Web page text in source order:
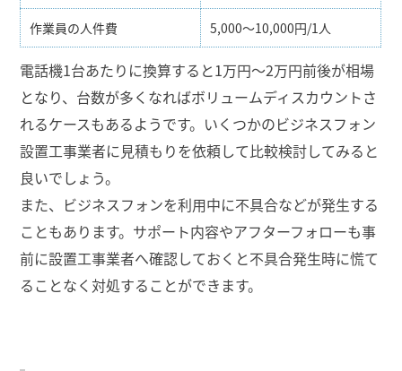
作業員の人件費 5,000～10,000円/1人
電話機1台あたりに換算すると1万円～2万円前後が相場
となり、台数が多くなればボリュームディスカウントさ
れるケースもあるようです。いくつかのビジネスフォン
設置工事業者に見積もりを依頼して比較検討してみると
良いでしょう。
また、ビジネスフォンを利用中に不具合などが発生する
こともあります。サポート内容やアフターフォローも事
前に設置工事業者へ確認しておくと不具合発生時に慌て
ることなく対処することができます。